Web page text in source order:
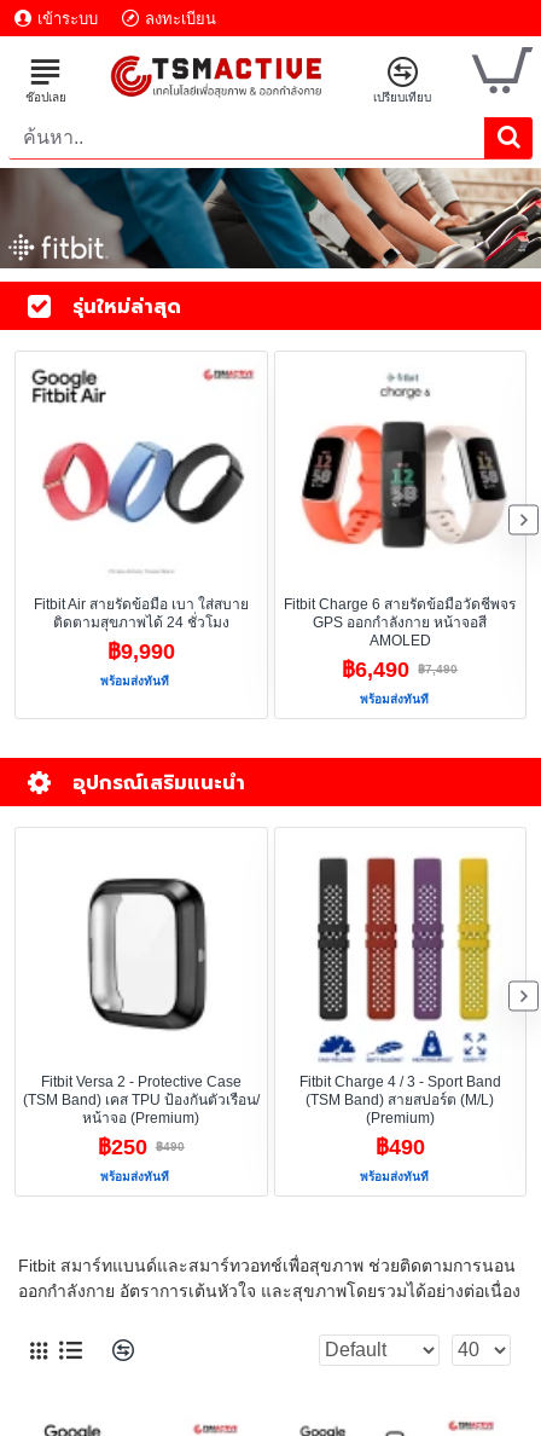
เข้าระบบ ลงทะเบียน
รุ่นใหม่ล่าสุด
Fitbit Air สายรัดข้อมือ เบา ใส่สบาย
ติดตามสุขภาพได้ 24 ชั่วโมง
พร้อมส่งทันที
฿9,990
Fitbit Charge 6 สายรัดข้อมือวัดชีพจร
GPS ออกกำลังกาย หน้าจอสี
AMOLED
พร้อมส่งทันที
฿6,490 ฿7,490
อุปกรณ์เสริมแนะนำ
Fitbit Versa 2 - Protective Case
(TSM Band) เคส TPU ป้องกันตัวเรือน/
หน้าจอ (Premium)
พร้อมส่งทันที
฿250 ฿490
Fitbit Charge 4 / 3 - Sport Band
(TSM Band) สายสปอร์ต (M/L)
(Premium)
พร้อมส่งทันที
฿490
Fitbit สมาร์ทแบนด์และสมาร์ทวอทช์เพื่อสุขภาพ ช่วยติดตามการนอน
ออกกำลังกาย อัตราการเต้นหัวใจ และสุขภาพโดยรวมได้อย่างต่อเนื่อง